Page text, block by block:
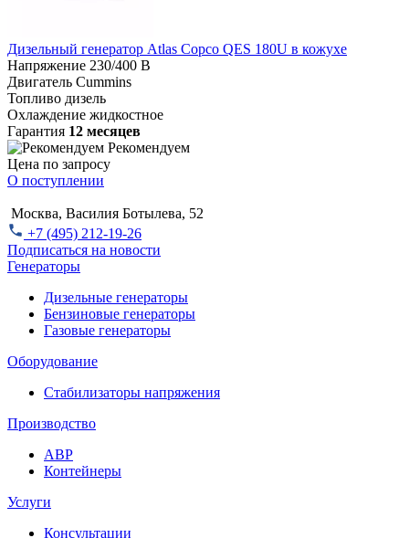
Дизельный генератор Atlas Copco QES 180U в кожухе
Напряжение 230/400 В
Двигатель Cummins
Топливо дизель
Охлаждение жидкостное
Гарантия 12 месяцев
Рекомендуем
Цена по запросу
О поступлении
Москва, Василия Ботылева, 52
+7 (495) 212-19-26
Подписаться на новости
Генераторы
Дизельные генераторы
Бензиновые генераторы
Газовые генераторы
Оборудование
Стабилизаторы напряжения
Производство
АВР
Контейнеры
Услуги
Консультации